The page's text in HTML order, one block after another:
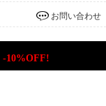
お問い合わせ
-10%OFF!